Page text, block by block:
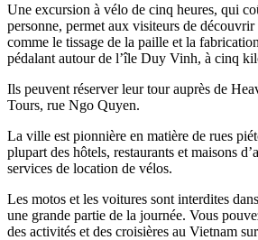
Une excursion à vélo de cinq heures, qui
personne, permet aux visiteurs de
comme le tissage de la paille et la
pédalant autour de l’île Duy Vinh, à cinq
Ils peuvent réserver leur tour auprès de
Tours, rue Ngo Quyen.
La ville est pionnière en matière de rues
plupart des hôtels, restaurants et maisons
services de location de vélos.
Les motos et les voitures sont interdites
une grande partie de la journée. Vous
des activités et des croisières au Vietnam sur